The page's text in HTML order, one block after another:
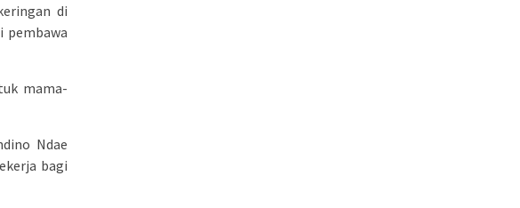
di
pembawa
mama-
Ndae
bagi